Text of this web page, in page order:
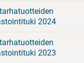
2024
2023